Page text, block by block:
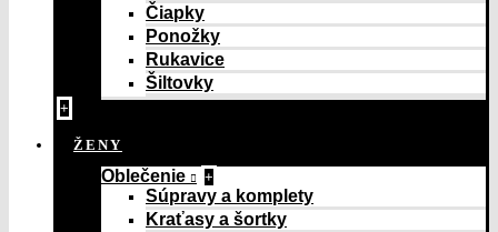
Čiapky
Ponožky
Rukavice
Šiltovky
+
ŽENY
Oblečenie +
Súpravy a komplety
Kraťasy a šortky